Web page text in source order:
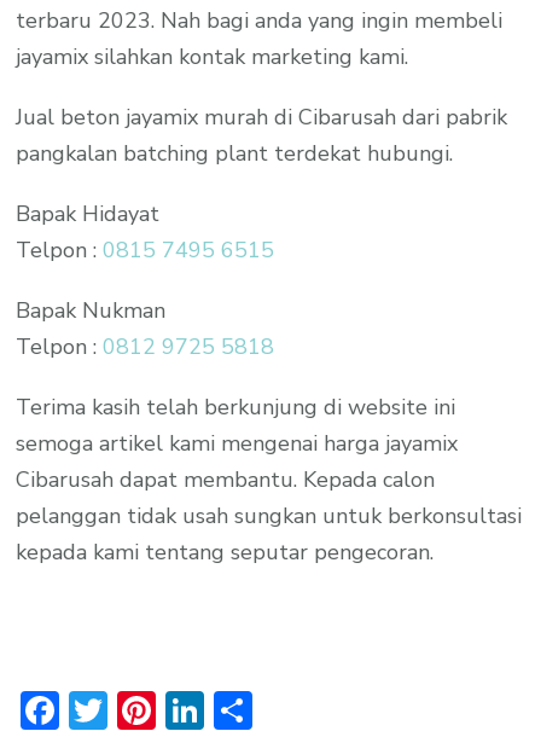
terbaru 2023. Nah bagi anda yang ingin membeli
jayamix silahkan kontak marketing kami.
Jual beton jayamix murah di Cibarusah dari pabrik
pangkalan batching plant terdekat hubungi.
Bapak Hidayat
Telpon :0815 7495 6515
Bapak Nukman
Telpon :0812 9725 5818
Terima kasih telah berkunjung di website ini
semoga artikel kami mengenai harga jayamix
Cibarusah dapat membantu. Kepada calon
pelanggan tidak usah sungkan untuk berkonsultasi
kepada kami tentang seputar pengecoran.
Facebook
Twitter
Pinterest
LinkedIn